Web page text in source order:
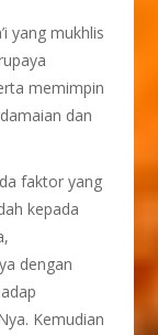
yang mukhlis
memimpin
dan
faktor yang
kepada
dengan
Kemudian